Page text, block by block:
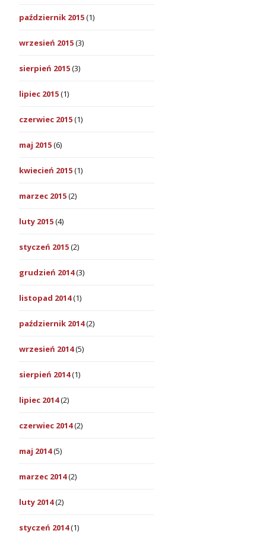
październik 2015(1)
wrzesień 2015(3)
sierpień 2015(3)
lipiec 2015(1)
czerwiec 2015(1)
maj 2015(6)
kwiecień 2015(1)
marzec 2015(2)
luty 2015(4)
styczeń 2015(2)
grudzień 2014(3)
listopad 2014(1)
październik 2014(2)
wrzesień 2014(5)
sierpień 2014(1)
lipiec 2014(2)
czerwiec 2014(2)
maj 2014(5)
marzec 2014(2)
luty 2014(2)
styczeń 2014(1)